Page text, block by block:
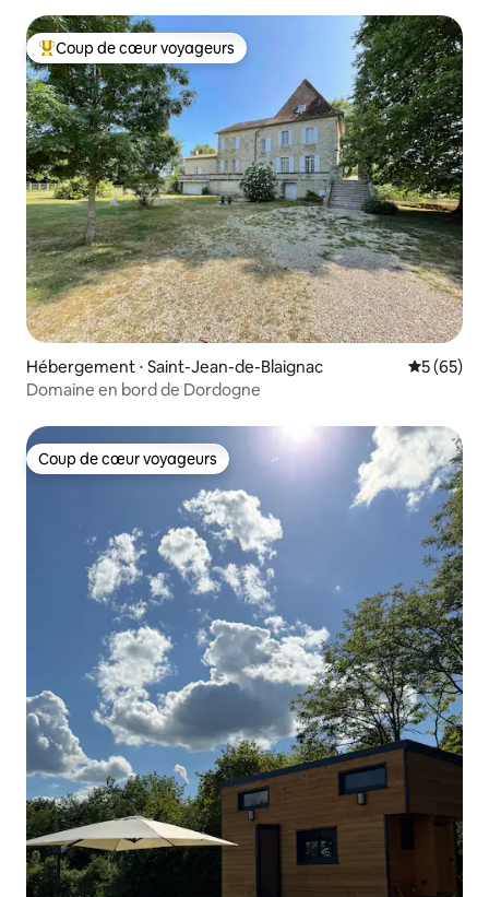
Coups de cœur voyageurs les plus appréciés
Coup de cœur voyageurs
Hébergement ⋅ Saint-Jean-de-Blaignac
5 (65)
Domaine en bord de Dordogne
Coup de cœur voyageurs
Coup de cœur voyageurs